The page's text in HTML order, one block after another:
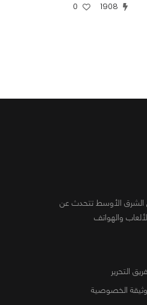
1908
0
الشرق الأوسط تتحدث عن
والهواتف
فريق التحرير
وثيقة الخصوصية